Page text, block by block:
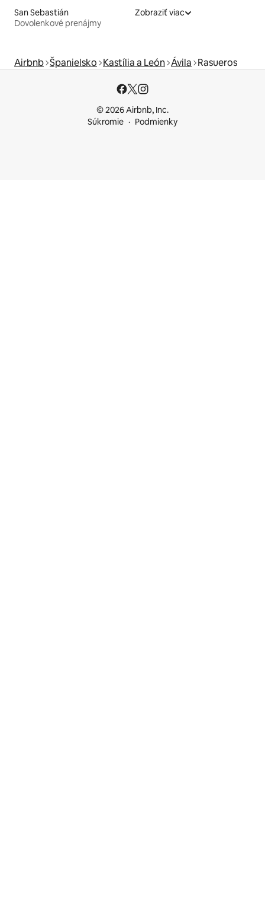
San Sebastián
Dovolenkové prenájmy
Zobraziť viac
Airbnb Španielsko Kastília a León Ávila Rasueros
© 2026 Airbnb, Inc.
Súkromie
Podmienky